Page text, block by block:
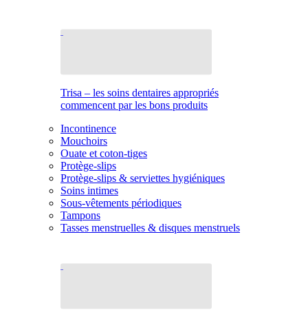
Trisa – les soins dentaires appropriés
commencent par les bons produits
Incontinence
Mouchoirs
Ouate et coton-tiges
Protège-slips
Protège-slips & serviettes hygiéniques
Soins intimes
Sous-vêtements périodiques
Tampons
Tasses menstruelles & disques menstruels